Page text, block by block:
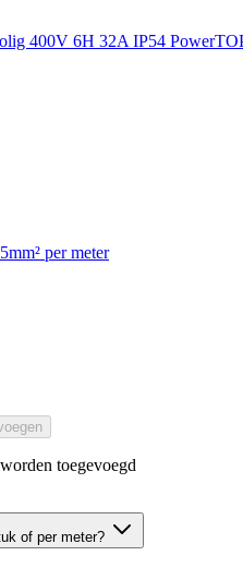
400V 6H 32A IP54
per meter
toegevoegd
of per meter?